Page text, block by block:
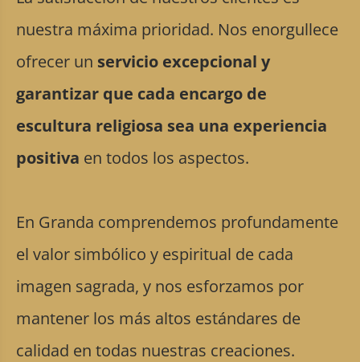
nuestra máxima prioridad. Nos enorgullece
ofrecer un servicio excepcional y
garantizar que cada encargo de
escultura religiosa sea una experiencia
positiva en todos los aspectos.
En Granda comprendemos profundamente
el valor simbólico y espiritual de cada
imagen sagrada, y nos esforzamos por
mantener los más altos estándares de
calidad en todas nuestras creaciones.